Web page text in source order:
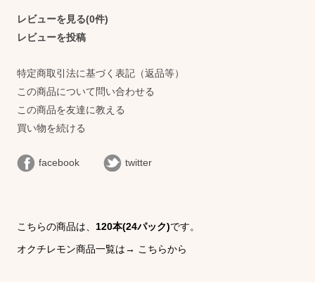
レビューを見る(0件)
レビューを投稿
特定商取引法に基づく表記（返品等）
この商品について問い合わせる
この商品を友達に教える
買い物を続ける
facebook twitter
こちらの商品は、 120本(24パック)です。
オクチレモン商品一覧は→ こちらから